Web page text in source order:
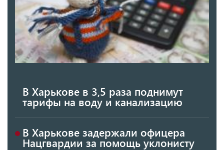
В Харькове в 3,5 раза поднимут
тарифы на воду и канализацию
В Харькове задержали офицера
Нацгвардии за помощь уклонисту